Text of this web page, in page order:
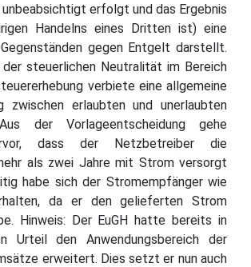
unbeabsichtigt erfolgt und das Ergebnis
Handelns eines Dritten ist) eine
gegen Entgelt darstellt.
der steuerlichen Neutralität im Bereich
verbiete eine allgemeine
zwischen erlaubten und unerlaubten
der Vorlageentscheidung gehe
dass der Netzbetreiber die
als zwei Jahre mit Strom versorgt
habe sich der Stromempfänger wie
da er den gelieferten Strom
Hinweis: Der EuGH hatte bereits in
Urteil den Anwendungsbereich der
erweitert. Dies setzt er nun auch